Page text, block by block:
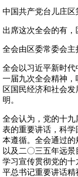
中国共产党台儿庄区
出席这次全会的有，
全会由区委常委会主
全会以习近平新时
一届九次全会精神
区国民经济和社会
明。
全会认为，党的十
表的重要讲话，科
本遵循。全会通过
以及二〇三五年远
学习宣传贯彻党的
平总书记重要讲话精